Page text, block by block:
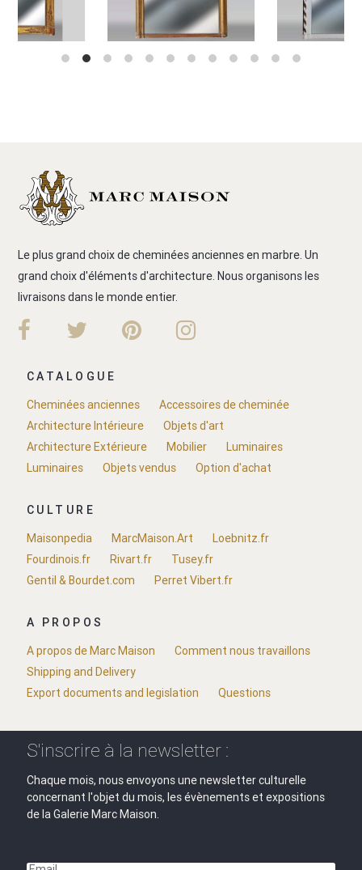
Le plus grand choix de cheminées anciennes en marbre. Un
grand choix d'éléments d'architecture. Nous organisons les
livraisons dans le monde entier.
CATALOGUE
Cheminées anciennes
Accessoires de cheminée
Architecture Intérieure
Objets d'art
Architecture Extérieure
Mobilier
Luminaires
Luminaires
Objets vendus Option d'achat
CULTURE
Maisonpedia
MarcMaison.Art
Loebnitz.fr
Fourdinois.fr
Rivart.fr
Tusey.fr
Gentil & Bourdet.com
Perret Vibert.fr
A PROPOS
A propos de Marc Maison
Comment nous travaillons
Shipping and Delivery
Export documents and legislation
Questions
S'inscrire à la newsletter :
Chaque mois, nous envoyons une newsletter culturelle
concernant l'objet du mois, les évènements et expositions
de la Galerie Marc Maison.